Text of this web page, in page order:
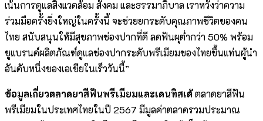
เน้นการดูแลสิ่งแวดล้อม สังคม และธรรมาภิบาล เราหวังว่าความ
ร่วมมือครั้งยิ่งใหญ่ในครั้งนี้ จะช่วยยกระดับคุณภาพชีวิตของคน
ไทย สนับสนุนให้มีสุขภาพช่องปากที่ดี ลดฟันผุต่ำกว่า 50% พร้อม
ชูแบรนด์ผลิตภัณฑ์ดูแลช่องปากระดับพรีเมียมของไทยขึ้นแท่นผู้นำ
อันดับหนึ่งของเอเชียในเร็ววันนี้”
ข้อมูลเกี่ยวตลาดยาสีฟันพรีเมียมและเดนทิสเต้ตลาดยาสีฟัน
พรีเมียมในประเทศไทยในปี 2567 มีมูลค่าตลาดรวมประมาณ